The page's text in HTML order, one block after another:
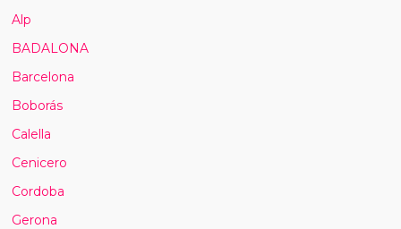
Alp
BADALONA
Barcelona
Boborás
Calella
Cenicero
Cordoba
Gerona